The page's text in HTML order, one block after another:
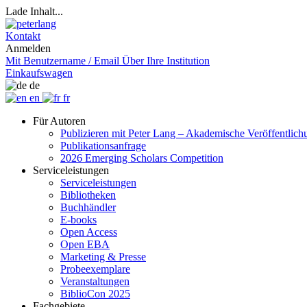
Lade Inhalt...
Kontakt
Anmelden
Mit Benutzername / Email Über Ihre Institution
Einkaufswagen
de
en
fr
Für Autoren
Publizieren mit Peter Lang – Akademische
Publikationsanfrage
2026 Emerging Scholars Competition
Serviceleistungen
Serviceleistungen
Bibliotheken
Buchhändler
E-books
Open Access
Open EBA
Marketing & Presse
Probeexemplare
Veranstaltungen
BiblioCon 2025